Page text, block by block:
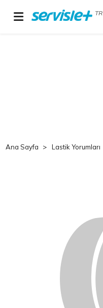
TR
Ana Sayfa Lastik Yorumları